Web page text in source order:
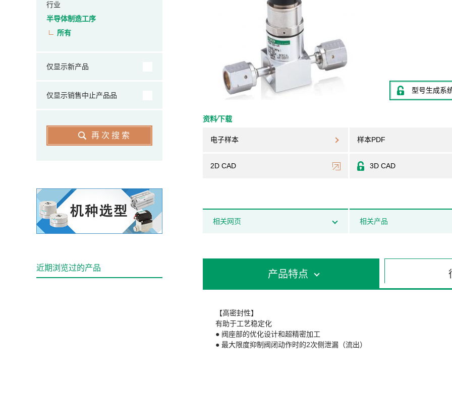
型号生成系
资料⁄下载
电子样本 样本PDF
2D CAD 3D CAD
相关网页 相关产品
产品特点
【高密封性】
有助于工艺稳定化
● 阀座部的优化设计和超精密加工
● 最大限度抑制阀闭动作时的2次侧泄漏（流出）
行业
半导体制造工序
所有
仅显示新产品
仅显示销售中止产品品
再次搜索
近期浏览过的产品